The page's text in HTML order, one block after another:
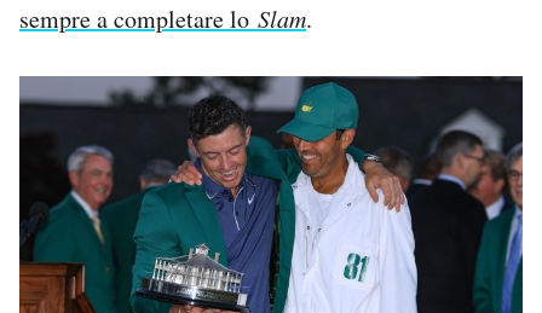
sempre a completare lo Slam.